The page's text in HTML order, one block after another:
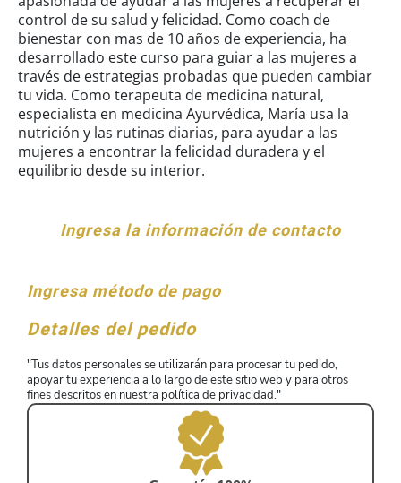
control de su salud y felicidad. Como coach de
bienestar con mas de 10 años de experiencia, ha
desarrollado este curso para guiar a las mujeres a
través de estrategias probadas que pueden cambiar
tu vida. Como terapeuta de medicina natural,
especialista en medicina Ayurvédica, María usa la
nutrición y las rutinas diarias, para ayudar a las
mujeres a encontrar la felicidad duradera y el
equilibrio desde su interior.
Ingresa la información de contacto
Ingresa método de pago
Detalles del pedido
"Tus datos personales se utilizarán para procesar tu pedido,
apoyar tu experiencia a lo largo de este sitio web y para otros
fines descritos en nuestra política de privacidad."